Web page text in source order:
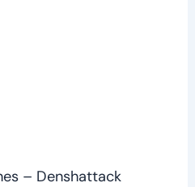
– Denshattack